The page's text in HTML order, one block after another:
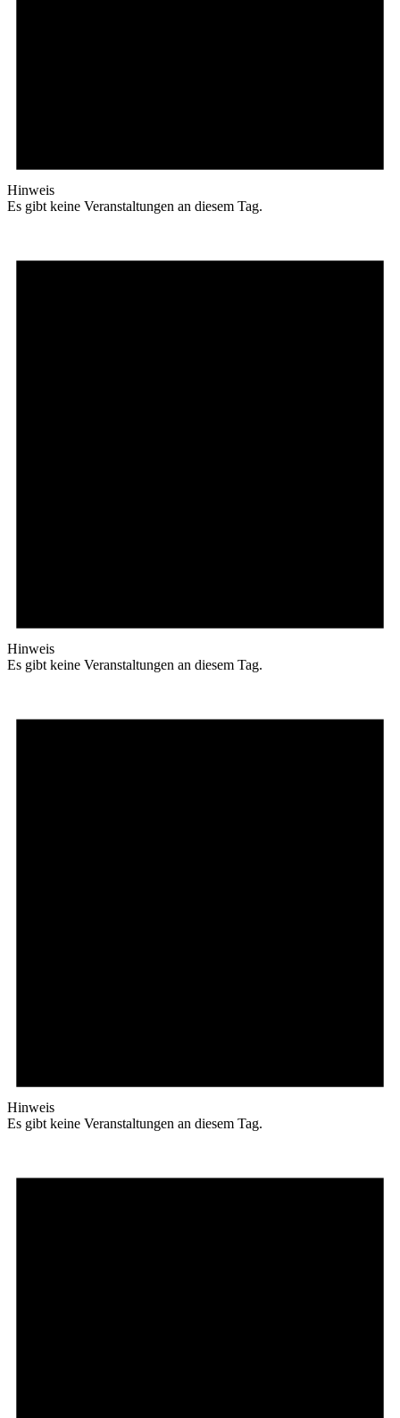
Hinweis
Es gibt keine Veranstaltungen an diesem Tag.
Hinweis
Es gibt keine Veranstaltungen an diesem Tag.
Hinweis
Es gibt keine Veranstaltungen an diesem Tag.